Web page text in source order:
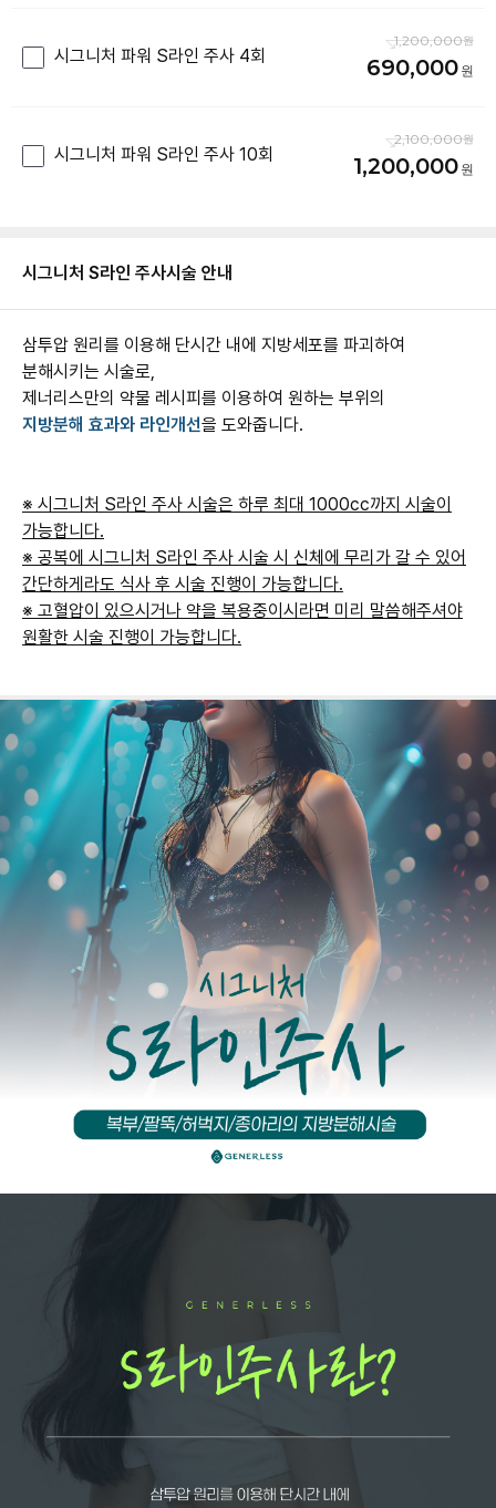
시그니처 S라인 주사시술 안내
삼투압 원리를 이용해 단시간 내에 지방세포를 파괴하여
분해시키는 시술로,
제너리스만의 약물 레시피를 이용하여 원하는 부위의
지방분해 효과와 라인개선을 도와줍니다.
※ 시그니처 S라인 주사 시술은 하루 최대 1000cc까지 시술이
가능합니다.
※ 공복에 시그니처 S라인 주사 시술 시 신체에 무리가 갈 수 있어
간단하게라도 식사 후 시술 진행이 가능합니다.
※ 고혈압이 있으시거나 약을 복용중이시라면 미리 말씀해주셔야
원활한 시술 진행이 가능합니다.
시그니처 파워 S라인 주사 4회
1,200,000
690,000
시그니처 파워 S라인 주사 10회
2,100,000
1,200,000